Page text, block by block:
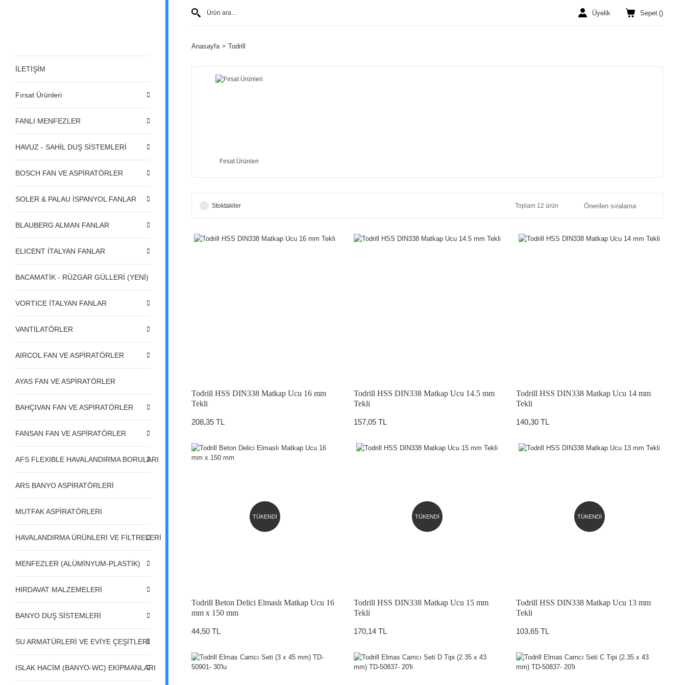
İLETİŞİM
Fırsat Ürünleri
FANLI MENFEZLER
HAVUZ - SAHİL DUŞ SİSTEMLERİ
BOSCH FAN VE ASPİRATÖRLER
SOLER & PALAU İSPANYOL FANLAR
BLAUBERG ALMAN FANLAR
ELICENT İTALYAN FANLAR
BACAMATİK - RÜZGAR GÜLLERİ (YENİ)
VORTICE İTALYAN FANLAR
VANTİLATÖRLER
AIRCOL FAN VE ASPİRATÖRLER
AYAS FAN VE ASPİRATÖRLER
BAHÇIVAN FAN VE ASPİRATÖRLER
FANSAN FAN VE ASPİRATÖRLER
AFS FLEXIBLE HAVALANDIRMA BORULARI
ARS BANYO ASPİRATÖRLERİ
MUTFAK ASPİRATÖRLERİ
HAVALANDIRMA ÜRÜNLERİ VE FİLTRELERİ
MENFEZLER (ALÜMİNYUM-PLASTİK)
HIRDAVAT MALZEMELERİ
BANYO DUŞ SİSTEMLERİ
SU ARMATÜRLERİ VE EVİYE ÇEŞİTLERİ
ISLAK HACİM (BANYO-WC) EKİPMANLARI
Üyelik Sepet ()
Anasayfa Todrill
Fırsat Ürünleri
Stoktakiler Toplam 12 ürün
Todrill HSS DIN338 Matkap Ucu 16 mm
Tekli
208,35 TL
Todrill HSS DIN338 Matkap Ucu 14.5 mm
Tekli
157,05 TL
Todrill HSS DIN338 Matkap Ucu 14 mm
Tekli
140,30 TL
TÜKENDİ
Todrill Beton Delici Elmaslı Matkap Ucu 16
mm x 150 mm
44,50 TL
TÜKENDİ
Todrill HSS DIN338 Matkap Ucu 15 mm
Tekli
170,14 TL
TÜKENDİ
Todrill HSS DIN338 Matkap Ucu 13 mm
Tekli
103,65 TL